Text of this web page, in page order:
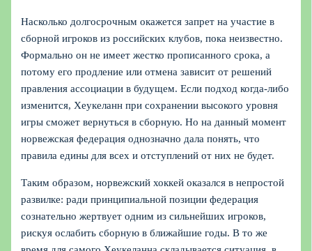
Насколько долгосрочным окажется запрет на участие в
сборной игроков из российских клубов, пока неизвестно.
Формально он не имеет жестко прописанного срока, а
потому его продление или отмена зависит от решений
правления ассоциации в будущем. Если подход когда-либо
изменится, Хеукеланн при сохранении высокого уровня
игры сможет вернуться в сборную. Но на данный момент
норвежская федерация однозначно дала понять, что
правила едины для всех и отступлений от них не будет.
Таким образом, норвежский хоккей оказался в непростой
развилке: ради принципиальной позиции федерация
сознательно жертвует одним из сильнейших игроков,
рискуя ослабить сборную в ближайшие годы. В то же